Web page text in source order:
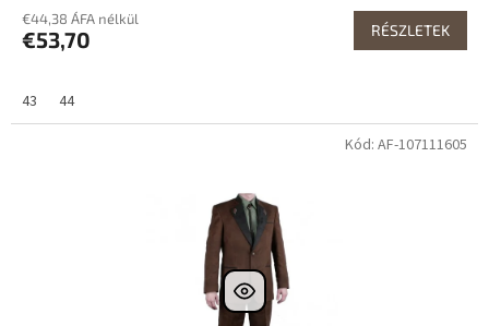
€44,38 ÁFA nélkül
€53,70 RÉSZLETEK
43 44
Kód: AF-107111605